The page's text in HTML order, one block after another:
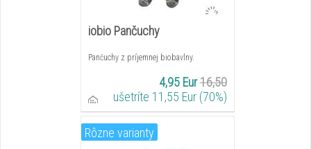
iobio Pančuchy
Pančuchy z príjemnej biobavlny.
4,95 Eur16,50
ušetríte 11,55 Eur (70%)
Rôzne varianty